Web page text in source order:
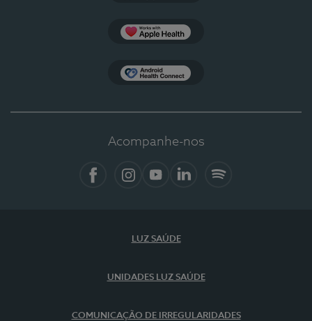
Acompanhe-nos
LUZ SAÚDE
UNIDADES LUZ SAÚDE
COMUNICAÇÃO DE IRREGULARIDADES